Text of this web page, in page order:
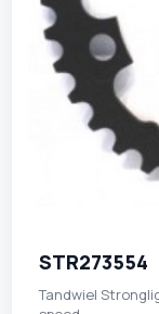
STR273554
Tandwiel